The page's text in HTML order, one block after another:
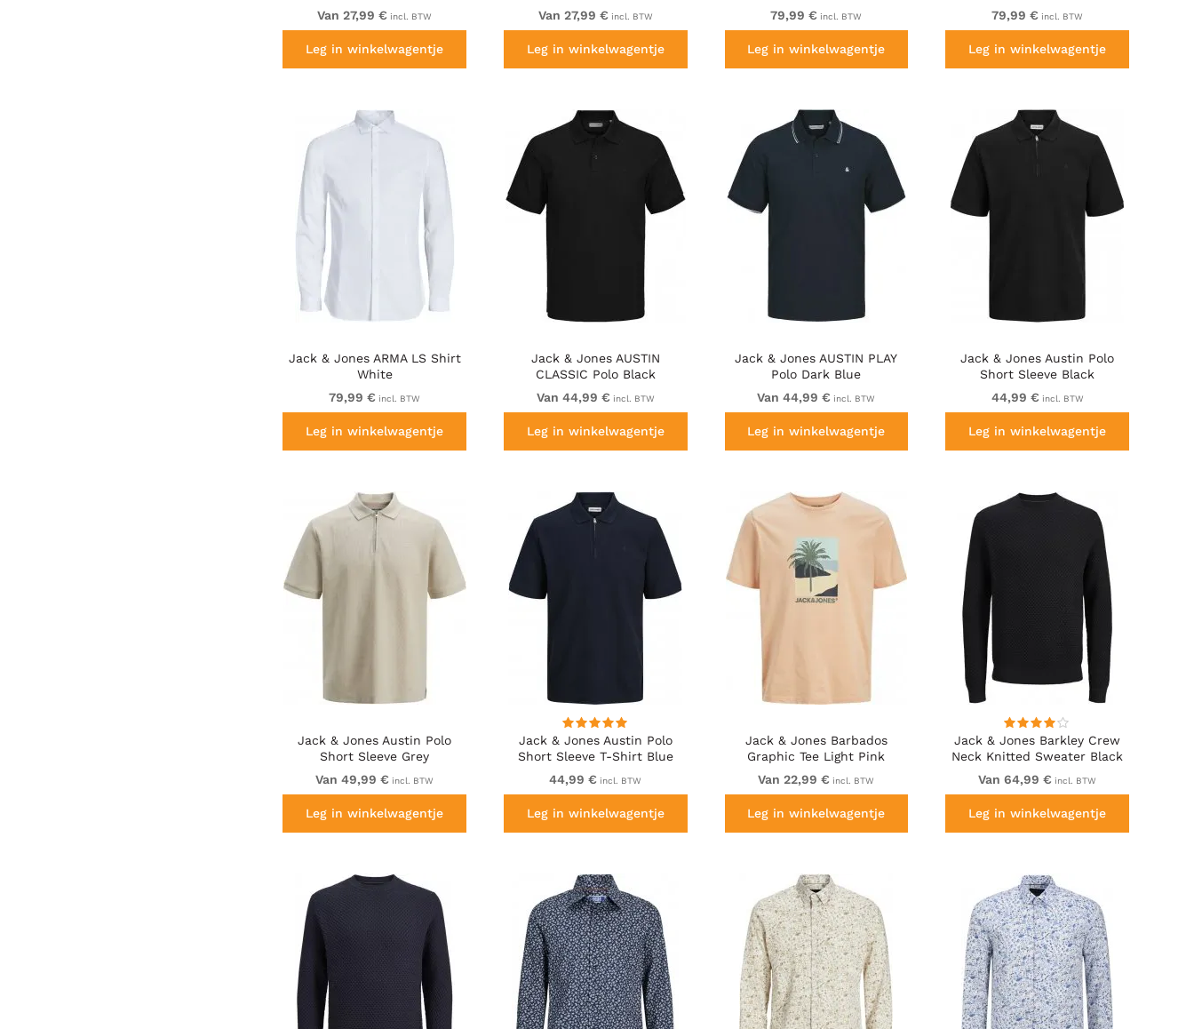
Van 27,99 € incl. BTW
Leg in winkelwagentje
Van 27,99 € incl. BTW
Leg in winkelwagentje
79,99 € incl. BTW
Leg in winkelwagentje
79,99 € incl. BTW
Leg in winkelwagentje
Jack & Jones ARMA LS Shirt
White
79,99 € incl. BTW
Leg in winkelwagentje
Jack & Jones AUSTIN
CLASSIC Polo Black
Van 44,99 € incl. BTW
Leg in winkelwagentje
Jack & Jones AUSTIN PLAY
Polo Dark Blue
Van 44,99 € incl. BTW
Leg in winkelwagentje
Jack & Jones Austin Polo
Short Sleeve Black
44,99 € incl. BTW
Leg in winkelwagentje
Jack & Jones Austin Polo
Short Sleeve Grey
Van 49,99 € incl. BTW
Leg in winkelwagentje
Jack & Jones Austin Polo
Short Sleeve T-Shirt Blue
44,99 € incl. BTW
Leg in winkelwagentje
Jack & Jones Barbados
Graphic Tee Light Pink
Van 22,99 € incl. BTW
Leg in winkelwagentje
Jack & Jones Barkley Crew
Neck Knitted Sweater Black
Van 64,99 € incl. BTW
Leg in winkelwagentje